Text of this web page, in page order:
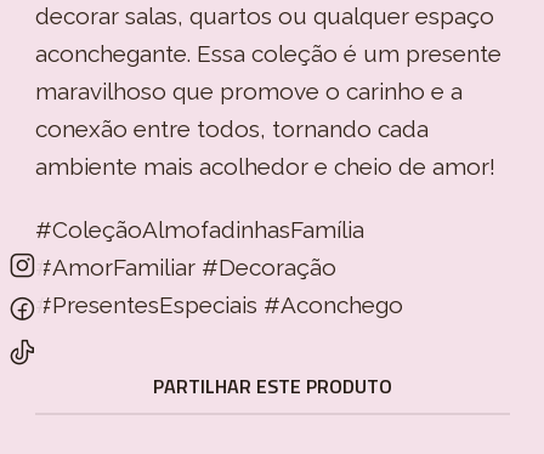
decorar salas, quartos ou qualquer espaço
aconchegante. Essa coleção é um presente
maravilhoso que promove o carinho e a
conexão entre todos, tornando cada
ambiente mais acolhedor e cheio de amor!
#ColeçãoAlmofadinhasFamília
#AmorFamiliar #Decoração
#PresentesEspeciais #Aconchego
PARTILHAR ESTE PRODUTO